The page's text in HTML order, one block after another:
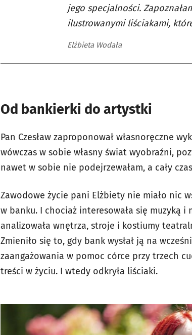
jego specjalności.
ilustrowanymi liściakami,
Elżbieta Wodała
Od bankierki do artystki
Pan Czesław zaproponował własnoręczne
wówczas w sobie własny świat wyobraźni,
nawet w sobie nie podejrzewałam, a cały
Zawodowe życie pani Elżbiety nie miało nic
w banku. I chociaż interesowała się muzyką i
analizowała wnętrza, stroje i kostiumy
Zmieniło się to, gdy bank wysłał ją na
zaangażowania w pomoc córce przy trzech
treści w życiu. I wtedy odkryła liściaki.